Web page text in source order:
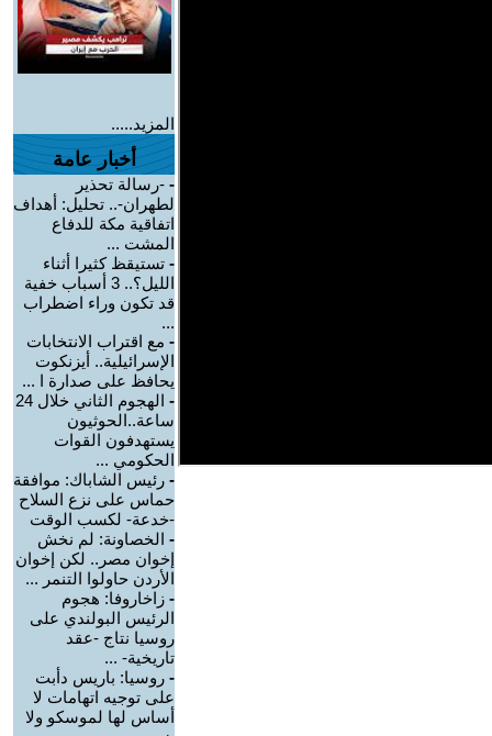
المزيد.....
أخبار عامة
- -رسالة تحذير
لطهران-.. تحليل: أهداف
اتفاقية مكة للدفاع
المشت ...
- تستيقظ كثيرا أثناء
الليل؟.. 3 أسباب خفية
قد تكون وراء اضطراب
...
- مع اقتراب الانتخابات
الإسرائيلية.. أيزنكوت
يحافظ على صدارة ا ...
-
الهجوم الثاني خلال 24
ساعة..الحوثيون
يستهدفون القوات
الحكومي ...
- رئيس الشاباك: موافقة
حماس على نزع السلاح
-خدعة- لكسب الوقت
- الخصاونة: لم نخش
إخوان مصر.. لكن إخوان
الأردن حاولوا التنمر ...
- زاخاروفا: هجوم
الرئيس البولندي على
روسيا نتاج -عقد
تاريخية- ...
- روسيا: باريس دأبت
على توجيه اتهامات لا
أساس لها لموسكو ولا